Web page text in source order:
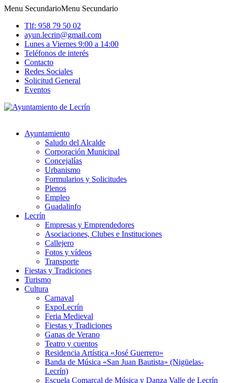
Menu SecundarioMenu Secundario
Tlf: 958 79 50 02
ayun.lecrin@gmail.com
Lunes a Viernes 9:00 a 14:00
Teléfonos de interés
Contacto
Redes Sociales
Solicitud General
Eventos
Ayuntamiento
Saludo del Alcalde
Corporación Municipal
Concejalías
Urbanismo
Formularios y Solicitudes
Plenos
Empleo
Guadalinfo
Lecrín
Empresas y Emprendedores
Asociaciones, Clubes e Instituciones
Callejero
Fotos y vídeos
Transporte
Fiestas y Tradiciones
Turismo
Cultura
Carnaval
ExpoLecrín
Feria Medieval
Fiestas y Tradiciones
Ganas de Verano
Teatro y cuentos
Residencia Artística «José Guerrero»
Banda de Música «San Juan Bautista» (Nigüelas-
Lecrín)
Escuela Comarcal de Música y Danza Valle de Lecrín